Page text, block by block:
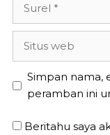
Simpan nama,
peramban ini
Beritahu saya